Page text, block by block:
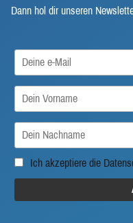
Dann hol dir unseren
Ich akzeptiere die